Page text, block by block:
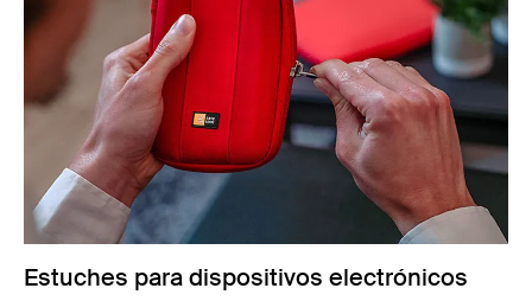
Estuches para dispositivos electrónicos